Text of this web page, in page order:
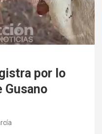
por lo
Gusano